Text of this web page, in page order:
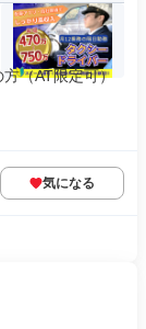
（AT限定可）
気になる